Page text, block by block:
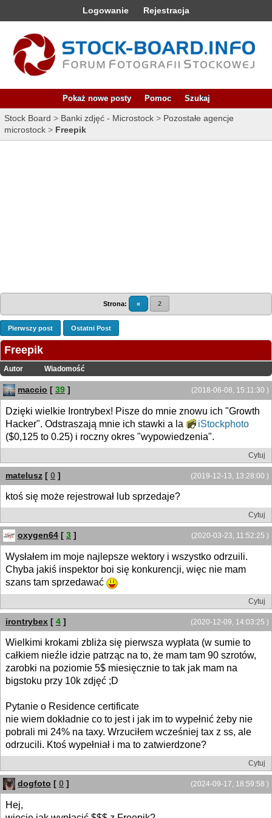
Logowanie Rejestracja
Pokaż nowe posty Pomoc Szukaj
Stock Board > Banki zdjęć - Microstock > Pozostałe agencje
microstock > Freepik
Strona: « 2
Pierwszy post Ostatni Post
Freepik
Autor Wiadomość
(2018-06-08, 15:11:30 )
maccio [ 39 ]
Dzięki wielkie Irontrybex! Pisze do mnie znowu ich "Growth
Hacker". Odstraszają mnie ich stawki a la
iStockphoto
($0,125 to 0.25) i roczny okres "wypowiedzenia".
Cytuj
(2019-12-13, 13:28:00 )
matelusz [ 0 ]
ktoś się może rejestrował lub sprzedaje?
Cytuj
(2020-03-23, 11:52:25 )
oxygen64 [ 3 ]
Wysłałem im moje najlepsze wektory i wszystko odrzuili.
Chyba jakiś inspektor boi się konkurencji, więc nie mam
szans tam sprzedawać
Cytuj
(2020-12-09, 14:03:25 )
irontrybex [ 4 ]
Wielkimi krokami zbliża się pierwsza wypłata (w sumie to
całkiem nieźle idzie patrząc na to, że mam tam 90 szrotów,
zarobki na poziomie 5$ miesięcznie to tak jak mam na
bigstoku przy 10k zdjęć ;D
Pytanie o Residence certificate
nie wiem dokładnie co to jest i jak im to wypełnić żeby nie
pobrali mi 24% na taxy. Wrzuciłem wcześniej tax z ss, ale
odrzucili. Ktoś wypełniał i ma to zatwierdzone?
Cytuj
(2024-09-17, 18:59:58 )
dogfoto [ 0 ]
Hej,